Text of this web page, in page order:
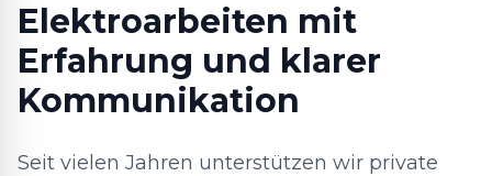
Elektroarbeiten mit
Erfahrung und klarer
Kommunikation
Seit vielen Jahren unterstützen wir private